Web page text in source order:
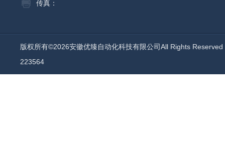
传真：
版权所有©2026安徽优臻自动化科技有限公司All Rights
223564